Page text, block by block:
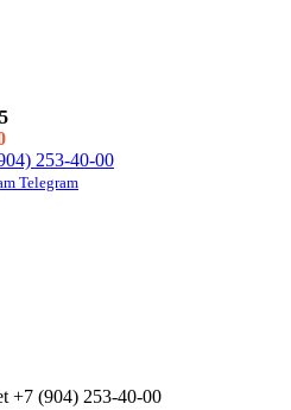
253-40-00
Telegram
+7 (904) 253-40-00